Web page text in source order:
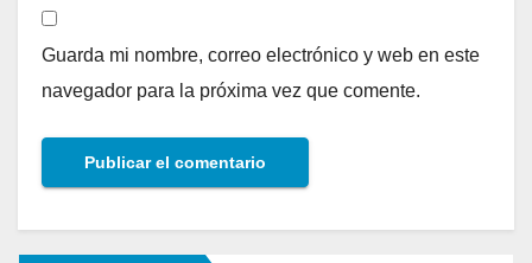
Guarda mi nombre, correo electrónico y web en este
navegador para la próxima vez que comente.